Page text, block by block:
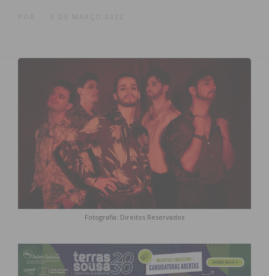
3 DE MARÇO 2022
Fotografia: Direitos Reservados